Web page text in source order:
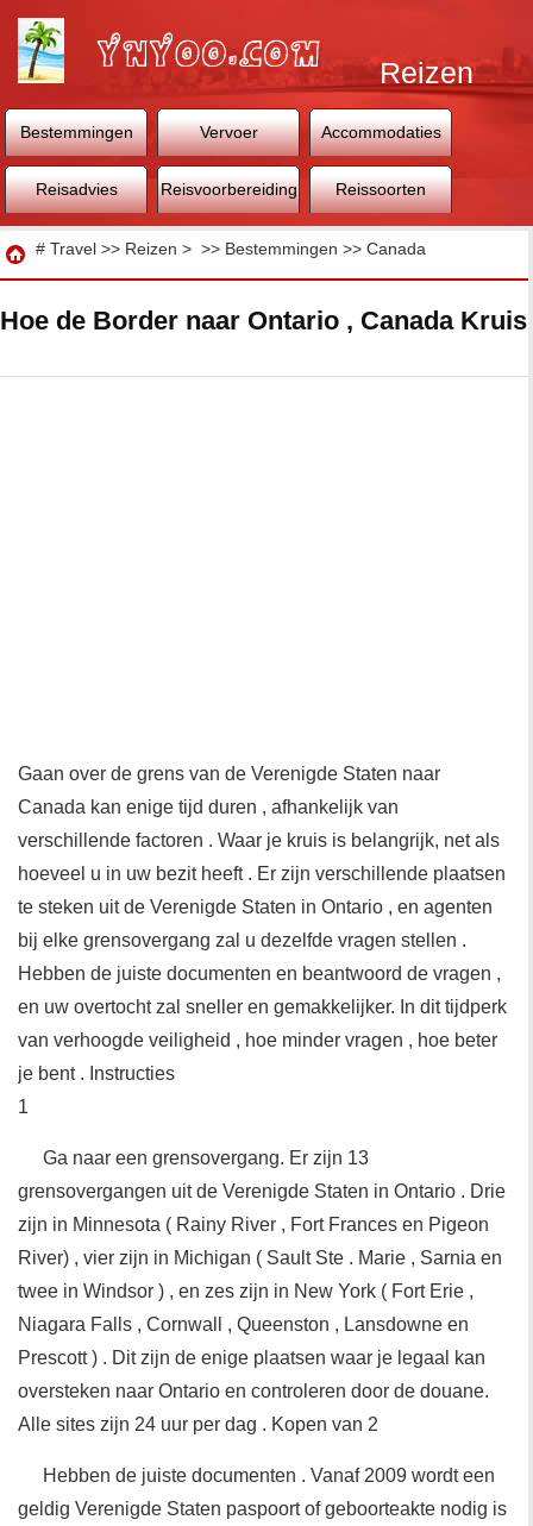
Reizen
Bestemmingen Vervoer Accommodaties
Reisadvies Reisvoorbereiding Reissoorten
Reizen
# Travel >> Reizen > >> Bestemmingen >> Canada
Hoe de Border naar Ontario , Canada Kruis
Gaan over de grens van de Verenigde Staten naar
Canada kan enige tijd duren , afhankelijk van
verschillende factoren . Waar je kruis is belangrijk, net als
hoeveel u in uw bezit heeft . Er zijn verschillende plaatsen
te steken uit de Verenigde Staten in Ontario , en agenten
bij elke grensovergang zal u dezelfde vragen stellen .
Hebben de juiste documenten en beantwoord de vragen ,
en uw overtocht zal sneller en gemakkelijker. In dit tijdperk
van verhoogde veiligheid , hoe minder vragen , hoe beter
je bent . Instructies
1
Ga naar een grensovergang. Er zijn 13
grensovergangen uit de Verenigde Staten in Ontario . Drie
zijn in Minnesota ( Rainy River , Fort Frances en Pigeon
River) , vier zijn in Michigan ( Sault Ste . Marie , Sarnia en
twee in Windsor ) , en zes zijn in New York ( Fort Erie ,
Niagara Falls , Cornwall , Queenston , Lansdowne en
Prescott ) . Dit zijn de enige plaatsen waar je legaal kan
oversteken naar Ontario en controleren door de douane.
Alle sites zijn 24 uur per dag . Kopen van 2
Hebben de juiste documenten . Vanaf 2009 wordt een
geldig Verenigde Staten paspoort of geboorteakte nodig is